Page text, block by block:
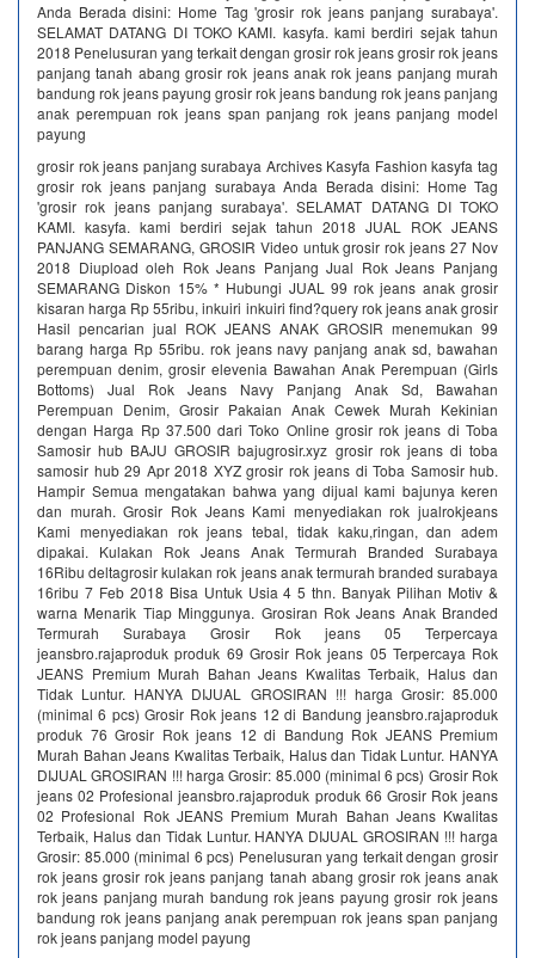
Anda Berada disini: Home Tag 'grosir rok jeans panjang surabaya'.
SELAMAT DATANG DI TOKO KAMI. kasyfa. kami berdiri sejak tahun
2018 Penelusuran yang terkait dengan grosir rok jeans grosir rok jeans
panjang tanah abang grosir rok jeans anak rok jeans panjang murah
bandung rok jeans payung grosir rok jeans bandung rok jeans panjang
anak perempuan rok jeans span panjang rok jeans panjang model
payung
grosir rok jeans panjang surabaya Archives Kasyfa Fashion kasyfa tag
grosir rok jeans panjang surabaya Anda Berada disini: Home Tag
'grosir rok jeans panjang surabaya'. SELAMAT DATANG DI TOKO
KAMI. kasyfa. kami berdiri sejak tahun 2018 JUAL ROK JEANS
PANJANG SEMARANG, GROSIR Video untuk grosir rok jeans 27 Nov
2018 Diupload oleh Rok Jeans Panjang Jual Rok Jeans Panjang
SEMARANG Diskon 15% * Hubungi JUAL 99 rok jeans anak grosir
kisaran harga Rp 55ribu, inkuiri inkuiri find?query rok jeans anak grosir
Hasil pencarian jual ROK JEANS ANAK GROSIR menemukan 99
barang harga Rp 55ribu. rok jeans navy panjang anak sd, bawahan
perempuan denim, grosir elevenia Bawahan Anak Perempuan (Girls
Bottoms) Jual Rok Jeans Navy Panjang Anak Sd, Bawahan
Perempuan Denim, Grosir Pakaian Anak Cewek Murah Kekinian
dengan Harga Rp 37.500 dari Toko Online grosir rok jeans di Toba
Samosir hub BAJU GROSIR bajugrosir.xyz grosir rok jeans di toba
samosir hub 29 Apr 2018 XYZ grosir rok jeans di Toba Samosir hub.
Hampir Semua mengatakan bahwa yang dijual kami bajunya keren
dan murah. Grosir Rok Jeans Kami menyediakan rok jualrokjeans
Kami menyediakan rok jeans tebal, tidak kaku,ringan, dan adem
dipakai. Kulakan Rok Jeans Anak Termurah Branded Surabaya
16Ribu deltagrosir kulakan rok jeans anak termurah branded surabaya
16ribu 7 Feb 2018 Bisa Untuk Usia 4 5 thn. Banyak Pilihan Motiv &
warna Menarik Tiap Minggunya. Grosiran Rok Jeans Anak Branded
Termurah Surabaya Grosir Rok jeans 05 Terpercaya
jeansbro.rajaproduk produk 69 Grosir Rok jeans 05 Terpercaya Rok
JEANS Premium Murah Bahan Jeans Kwalitas Terbaik, Halus dan
Tidak Luntur. HANYA DIJUAL GROSIRAN !!! harga Grosir: 85.000
(minimal 6 pcs) Grosir Rok jeans 12 di Bandung jeansbro.rajaproduk
produk 76 Grosir Rok jeans 12 di Bandung Rok JEANS Premium
Murah Bahan Jeans Kwalitas Terbaik, Halus dan Tidak Luntur. HANYA
DIJUAL GROSIRAN !!! harga Grosir: 85.000 (minimal 6 pcs) Grosir Rok
jeans 02 Profesional jeansbro.rajaproduk produk 66 Grosir Rok jeans
02 Profesional Rok JEANS Premium Murah Bahan Jeans Kwalitas
Terbaik, Halus dan Tidak Luntur. HANYA DIJUAL GROSIRAN !!! harga
Grosir: 85.000 (minimal 6 pcs) Penelusuran yang terkait dengan grosir
rok jeans grosir rok jeans panjang tanah abang grosir rok jeans anak
rok jeans panjang murah bandung rok jeans payung grosir rok jeans
bandung rok jeans panjang anak perempuan rok jeans span panjang
rok jeans panjang model payung